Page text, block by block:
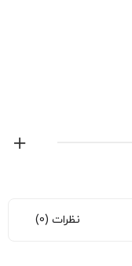
نظرات (0)